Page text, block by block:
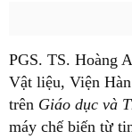
PGS. TS. Hoàng
Vật liệu, Viện
trên Giáo dục và
máy chế biến từ